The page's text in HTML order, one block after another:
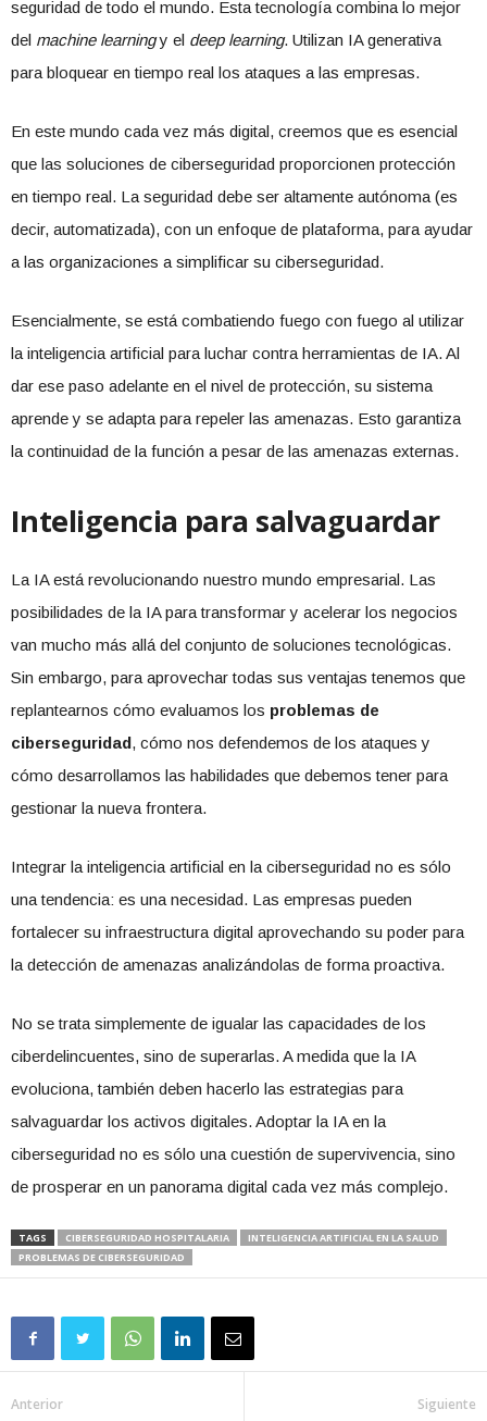
seguridad de todo el mundo. Esta tecnología combina lo mejor
del machine learningy el deep learning. Utilizan IA generativa
para bloquear en tiempo real los ataques a las empresas.
En este mundo cada vez más digital, creemos que es esencial
que las soluciones de ciberseguridad proporcionen protección
en tiempo real. La seguridad debe ser altamente autónoma (es
decir, automatizada), con un enfoque de plataforma, para ayudar
a las organizaciones a simplificar su ciberseguridad.
Esencialmente, se está combatiendo fuego con fuego al utilizar
la inteligencia artificial para luchar contra herramientas de IA. Al
dar ese paso adelante en el nivel de protección, su sistema
aprende y se adapta para repeler las amenazas. Esto garantiza
la continuidad de la función a pesar de las amenazas externas.
Inteligencia para salvaguardar
La IA está revolucionando nuestro mundo empresarial. Las
posibilidades de la IA para transformar y acelerar los negocios
van mucho más allá del conjunto de soluciones tecnológicas.
Sin embargo, para aprovechar todas sus ventajas tenemos que
replantearnos cómo evaluamos los problemas de
ciberseguridad, cómo nos defendemos de los ataques y
cómo desarrollamos las habilidades que debemos tener para
gestionar la nueva frontera.
Integrar la inteligencia artificial en la ciberseguridad no es sólo
una tendencia: es una necesidad. Las empresas pueden
fortalecer su infraestructura digital aprovechando su poder para
la detección de amenazas analizándolas de forma proactiva.
No se trata simplemente de igualar las capacidades de los
ciberdelincuentes, sino de superarlas. A medida que la IA
evoluciona, también deben hacerlo las estrategias para
salvaguardar los activos digitales. Adoptar la IA en la
ciberseguridad no es sólo una cuestión de supervivencia, sino
de prosperar en un panorama digital cada vez más complejo.
TAGS CIBERSEGURIDAD HOSPITALARIA
INTELIGENCIA ARTIFICIAL EN LA SALUD
PROBLEMAS DE CIBERSEGURIDAD
Anterior Siguiente